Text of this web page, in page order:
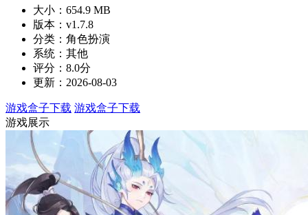
大小：654.9 MB
版本：v1.7.8
分类：角色扮演
系统：其他
评分：8.0分
更新：2026-08-03
游戏盒子下载 游戏盒子下载
游戏展示